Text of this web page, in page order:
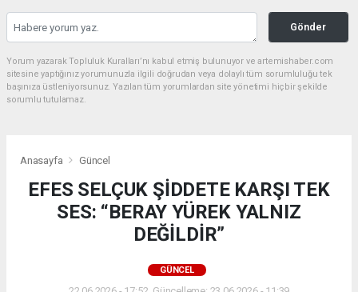
Gönder
Yorum yazarak Topluluk Kuralları’nı kabul etmiş bulunuyor ve artemishaber.com
sitesine yaptığınız yorumunuzla ilgili doğrudan veya dolaylı tüm sorumluluğu tek
başınıza üstleniyorsunuz. Yazılan tüm yorumlardan site yönetimi hiçbir şekilde
sorumlu tutulamaz.
Anasayfa Güncel
EFES SELÇUK ŞİDDETE KARŞI TEK
SES: “BERAY YÜREK YALNIZ
DEĞİLDİR”
GÜNCEL